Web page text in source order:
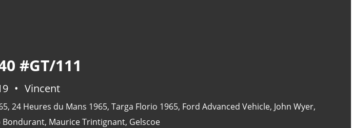
#GT/111
Vincent
, 24 Heures du Mans 1965, Targa Florio 1965, Ford Advanced Vehicle, John Wyer,
Bondurant, Maurice Trintignant, Gelscoe
24 Heures Du Mans 1967(5)